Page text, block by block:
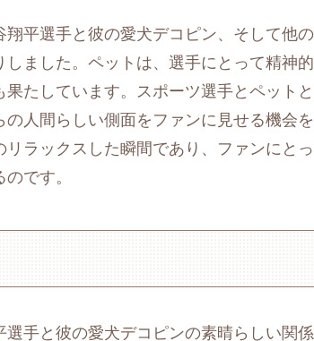
翔平選手と彼の愛犬デコピン、そして他
ました。ペットは、選手にとって精神
果たしています。スポーツ選手とペット
の人間らしい側面をファンに見せる機会
リラックスした瞬間であり、ファンにと
です。
選手と彼の愛犬デコピンの素晴らしい関